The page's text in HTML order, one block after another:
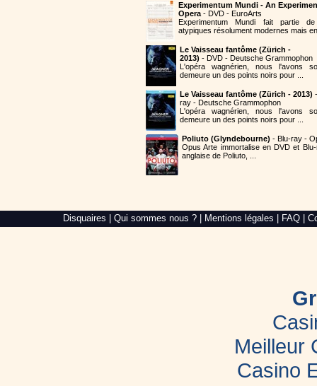
Experimentum Mundi - An
Opera- DVD - EuroArts
Experimentum Mundi fait partie
atypiques résolument modernes mais
Le Vaisseau fantôme (Zürich -
2013) - DVD - Deutsche Grammophon
L'opéra wagnérien, nous l'avons
demeure un des points noirs pour ...
Le Vaisseau fantôme (Zürich - 2013)
ray - Deutsche Grammophon
L'opéra wagnérien, nous l'avons
demeure un des points noirs pour ...
Poliuto (Glyndebourne) - Blu-ray -
Opus Arte immortalise en DVD et
anglaise de Poliuto, ...
Disquaires Qui sommes nous ? Mentions légales FAQ
Web,
Meilleur
Casino